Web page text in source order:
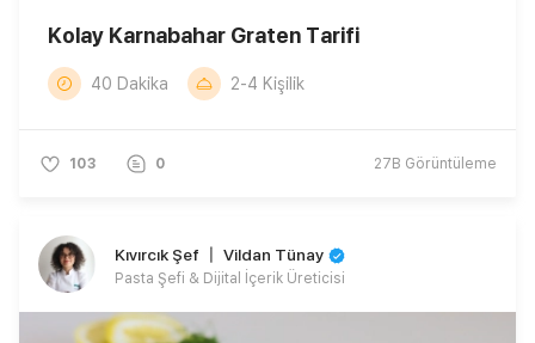
Kolay Karnabahar Graten Tarifi
40 Dakika 2-4 Kişilik
103 0 27B Görüntüleme
Kıvırcık Şef 〡 Vildan Tünay
Pasta Şefi & Dijital İçerik Üreticisi